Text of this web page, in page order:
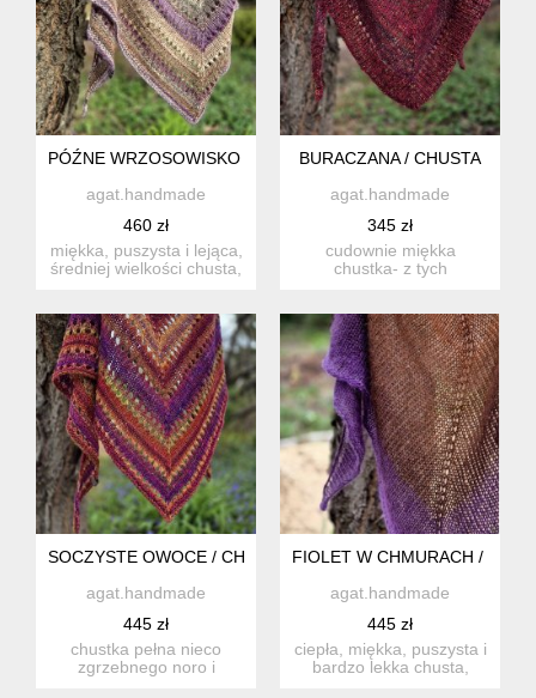
PÓŹNE WRZOSOWISKO / CHUSTKA Z NORO
agat.handmade
460 zł
miękka, puszysta i lejąca,
średniej wielkości chusta,
BURACZANA / CHUSTA
agat.handmade
345 zł
cudownie miękka
chustka- z tych
SOCZYSTE OWOCE / CHUSTKA Z NORO
agat.handmade
445 zł
chustka pełna nieco
zgrzebnego noro i
FIOLET W CHMURACH /
agat.handmade
445 zł
ciepła, miękka, puszysta i
bardzo lekka chusta,